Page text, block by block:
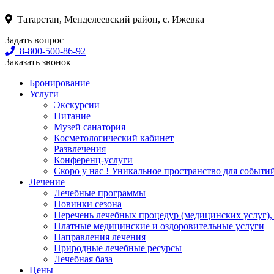
Татарстан, Менделеевский район, с. Ижевка
Задать вопрос
8-800-500-86-92
Заказать звонок
Бронирование
Услуги
Экскурсии
Питание
Музей санатория
Косметологический кабинет
Развлечения
Конференц-услуги
Скоро у нас ! Уникальное пространство для
Лечение
Лечебные программы
Новинки сезона
Перечень лечебных процедур (медицинских
Платные медицинские и оздоровительные услуги
Направления лечения
Природные лечебные ресурсы
Лечебная база
Цены